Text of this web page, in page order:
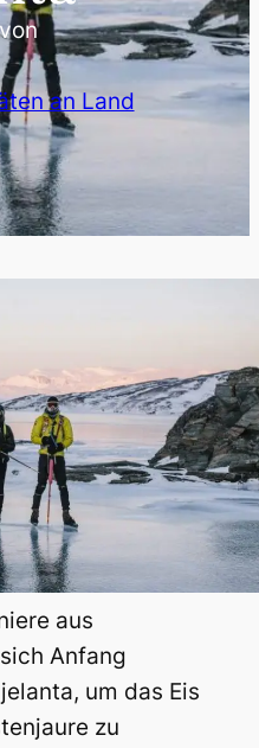
an Land
aus
Anfang
um das Eis
zu